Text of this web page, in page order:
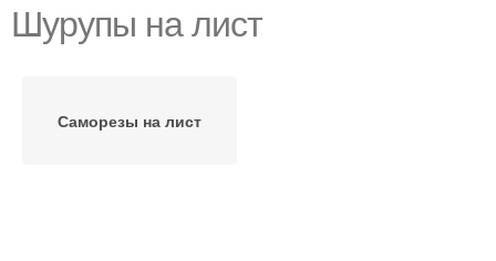
Шурупы на лист
Саморезы на лист